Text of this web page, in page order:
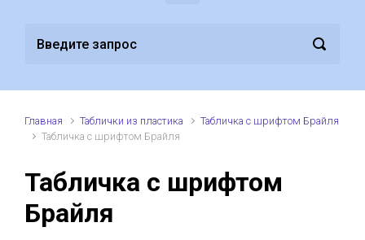
Главная Таблички из пластика
Табличка с шрифтом Брайля
Табличка с шрифтом Брайля
Табличка с шрифтом
Брайля